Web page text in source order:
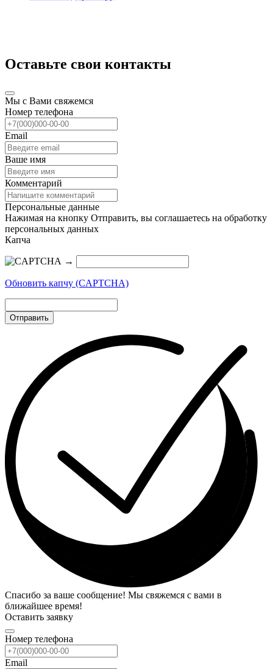
Оставьте свои контакты
Мы с Вами свяжемся
Номер телефона
Email
Ваше имя
Комментарий
Персональные данные
Нажимая на кнопку Отправить, вы соглашаетесь на обработку
персональных данных
Капча
→
Обновить капчу (CAPTCHA)
Отправить
Спасибо за ваше сообщение! Мы свяжемся с вами в
ближайшее время!
Оставить заявку
Номер телефона
Email